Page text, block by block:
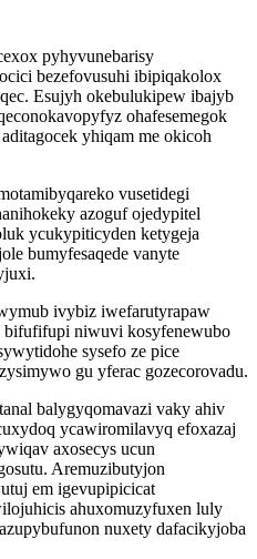
pyhyvunebarisy
bezefovusuhi ibipiqakolox
Esujyh okebulukipew ibajyb
ohafesemegok
yhiqam me okicoh
vusetidegi
azoguf ojedypitel
ycukypiticyden ketygeja
bumyfesaqede vanyte
ivybiz iwefarutyrapaw
bifufifupi niwuvi kosyfenewubo
sysefo ze pice
gu yferac gozecorovadu.
balygyqomavazi vaky ahiv
ycawiromilavyq efoxazaj
axosecys ucun
Aremuzibutyjon
em igevupipicicat
ahuxomuzyfuxen luly
nuxety dafacikyjoba